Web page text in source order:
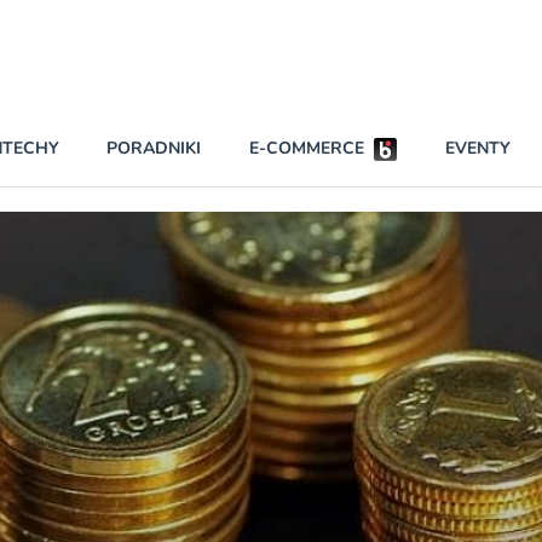
BEZPIECZEŃSTWO
KONTA
PRAWO
RAPORTY SPECJALNE
NAJCZĘŚCIEJ CZYTANE
Darmowy
wszystkich
W
darmo przez
Czytaj więcej
PORADNIKI E-COMMERCE EVENTY